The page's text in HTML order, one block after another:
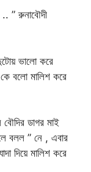
” রুনাবৌদী
ভালো করে
বলো মালিশ করে
বৌদির ডাগর মাই
বলল ” নে , এবার
দিয়ে মালিশ করে